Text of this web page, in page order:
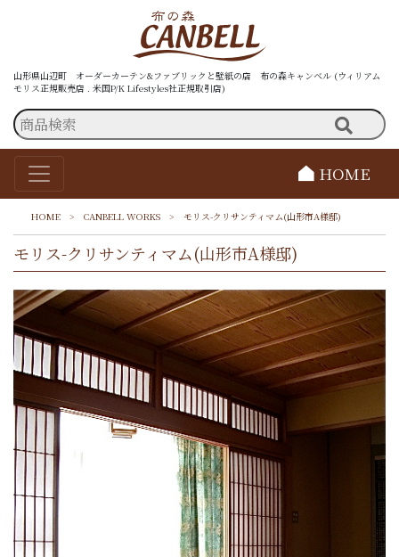
山形県山辺町 オーダーカーテン&ファブリックと壁紙の店 布の森キャンベル (ウィリアム
モリス正規販売店 . 米国P/K Lifestyles社正規取引店)
HOME
HOME > CANBELL WORKS > モリス-クリサンティマム(山形市A様邸)
モリス-クリサンティマム(山形市A様邸)